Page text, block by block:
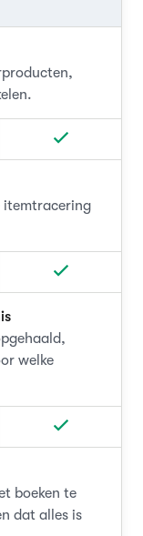
itemtracering
welke
boeken te
dat alles is